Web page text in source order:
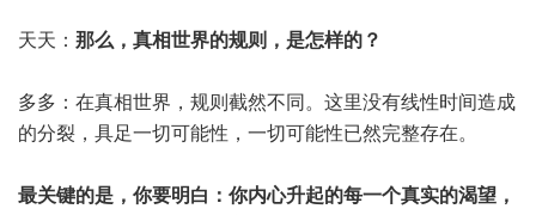
天天： 那么，真相世界的规则，是怎样的？
多多：在真相世界，规则截然不同。这里没有线性时间造成
的分裂，具足一切可能性，一切可能性已然完整存在。
最关键的是，你要明白：你内心升起的每一个真实的渴望，